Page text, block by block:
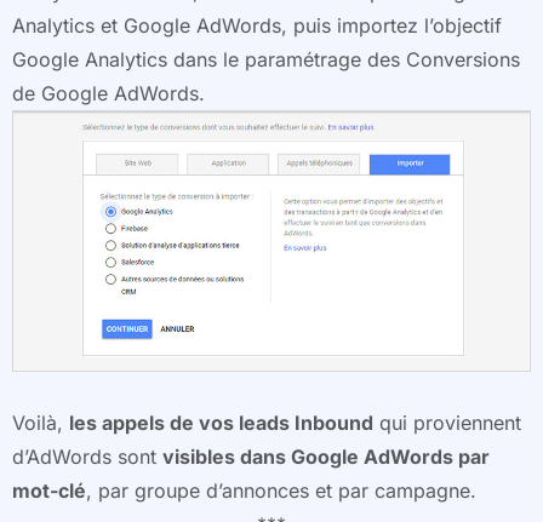
Analytics et Google AdWords, puis importez l’objectif
Google Analytics dans le paramétrage des Conversions
de Google AdWords.
Voilà, les appels de vos leads Inbound qui proviennent
d’AdWords sont visibles dans Google AdWords par
mot-clé, par groupe d’annonces et par campagne.